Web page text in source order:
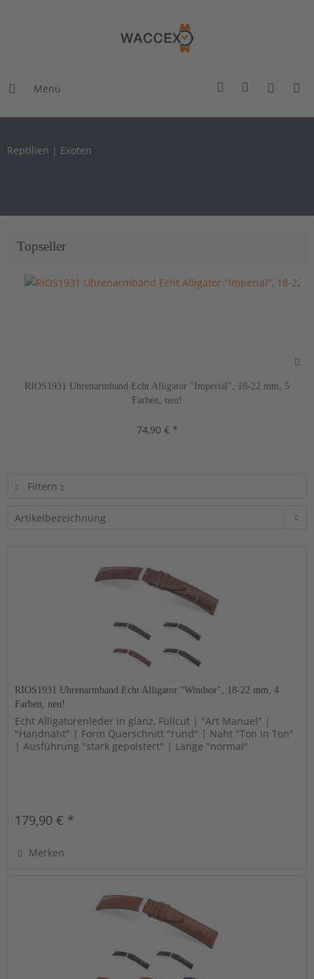
Menü
Reptilien | Exoten
Topseller
RIOS1931 Uhrenarmband Echt Alligator "Imperial", 18-22 mm, 5
Farben, neu!
74,90 € *
Filtern
RIOS1931 Uhrenarmband Echt Alligator "Windsor", 18-22 mm, 4
Farben, neu!
Echt Alligatorenleder in glanz, Fullcut | "Art Manuel" |
"Handnaht" | Form Querschnitt "rund" | Naht "Ton in Ton"
| Ausführung "stark gepolstert" | Länge "normal"
179,90 € *
Merken